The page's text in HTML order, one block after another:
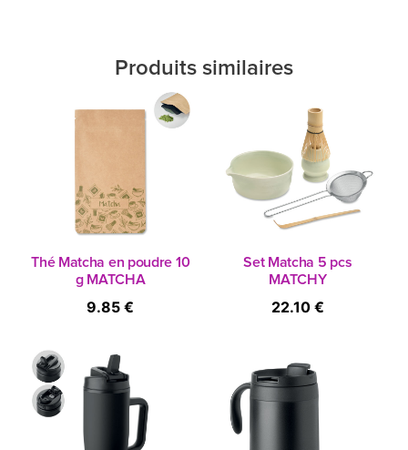
Produits similaires
Thé Matcha en poudre 10
g MATCHA
9.85 €
Set Matcha 5 pcs
MATCHY
22.10 €